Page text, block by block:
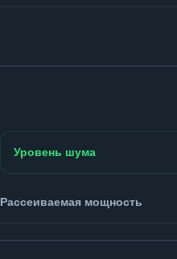
Уровень шума
Рассеиваемая мощность